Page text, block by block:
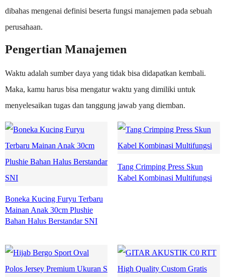
dibahas mengenai definisi beserta fungsi manajemen pada sebuah
perusahaan.
Pengertian Manajemen
Waktu adalah sumber daya yang tidak bisa didapatkan kembali.
Maka, kamu harus bisa mengatur waktu yang dimiliki untuk
menyelesaikan tugas dan tanggung jawab yang diemban.
Boneka Kucing Furyu Terbaru
Mainan Anak 30cm Plushie
Bahan Halus Berstandar SNI
Tang Crimping Press Skun
Kabel Kombinasi Multifungsi